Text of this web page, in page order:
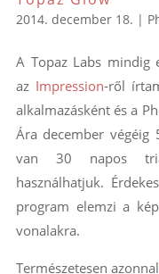
2014. december 18. |
A Topaz Labs mindig
az Impression-ről
alkalmazásként és a
Ára december végéig
van 30 napos
használhatjuk.
program elemzi a
vonalakra.
Természetesen azonnal